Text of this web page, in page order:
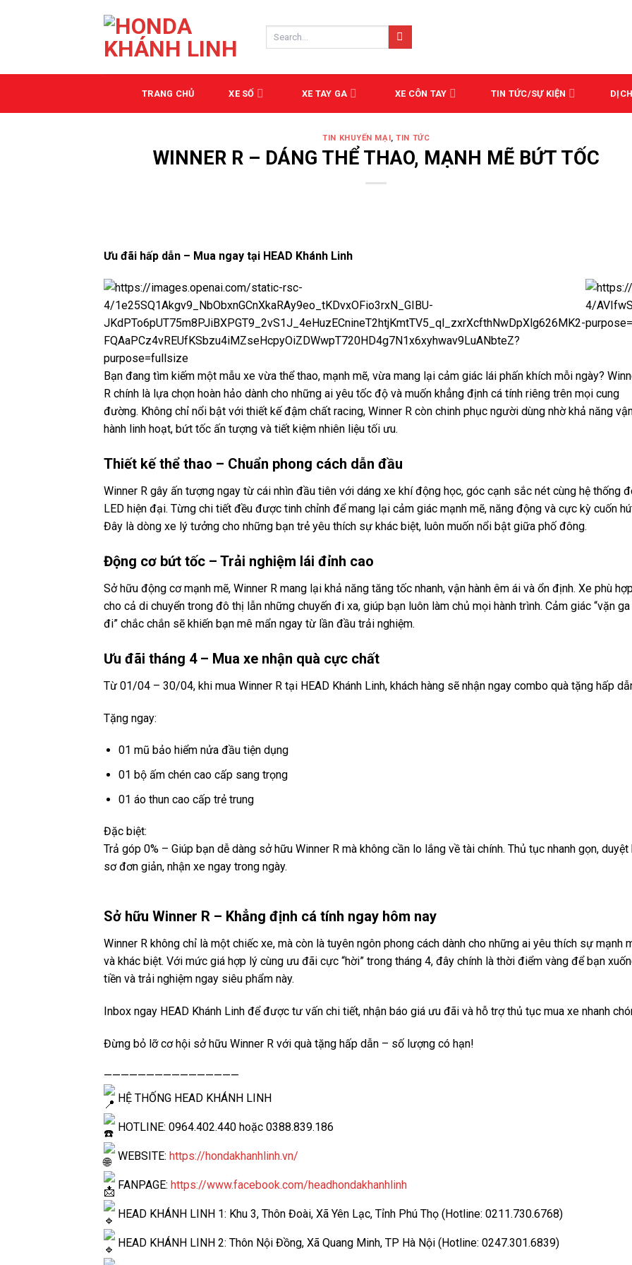
TRANG CHỦ XE SỐ XE TAY GA XE CÔN TAY TIN TỨC/SỰ KIỆN
TIN KHUYẾN MẠI,TIN TỨC
WINNER R – DÁNG THỂ THAO, MẠNH MẼ BỨT TỐC
Ưu đãi hấp dẫn – Mua ngay tại HEAD Khánh Linh
Bạn đang tìm kiếm một mẫu xe vừa thể thao, mạnh mẽ, vừa mang lại cảm giác lái phấn khích mỗi ngày?
R chính là lựa chọn hoàn hảo dành cho những ai yêu tốc độ và muốn khẳng định cá tính riêng trên mọi cung
đường. Không chỉ nổi bật với thiết kế đậm chất racing, Winner R còn chinh phục người dùng nhờ khả năng
hành linh hoạt, bứt tốc ấn tượng và tiết kiệm nhiên liệu tối ưu.
Thiết kế thể thao – Chuẩn phong cách dẫn đầu
Winner R gây ấn tượng ngay từ cái nhìn đầu tiên với dáng xe khí động học, góc cạnh sắc nét cùng hệ thống
LED hiện đại. Từng chi tiết đều được tinh chỉnh để mang lại cảm giác mạnh mẽ, năng động và cực kỳ cuốn
Đây là dòng xe lý tưởng cho những bạn trẻ yêu thích sự khác biệt, luôn muốn nổi bật giữa phố đông.
Động cơ bứt tốc – Trải nghiệm lái đỉnh cao
Sở hữu động cơ mạnh mẽ, Winner R mang lại khả năng tăng tốc nhanh, vận hành êm ái và ổn định. Xe phù
cho cả di chuyển trong đô thị lẫn những chuyến đi xa, giúp bạn luôn làm chủ mọi hành trình. Cảm giác “vặn
đi” chắc chắn sẽ khiến bạn mê mẩn ngay từ lần đầu trải nghiệm.
Ưu đãi tháng 4 – Mua xe nhận quà cực chất
Từ 01/04 – 30/04, khi mua Winner R tại HEAD Khánh Linh, khách hàng sẽ nhận ngay combo quà tặng hấp
Tặng ngay:
01 mũ bảo hiểm nửa đầu tiện dụng
01 bộ ấm chén cao cấp sang trọng
01 áo thun cao cấp trẻ trung
Đặc biệt:
Trả góp 0% – Giúp bạn dễ dàng sở hữu Winner R mà không cần lo lắng về tài chính. Thủ tục nhanh gọn, duyệt
sơ đơn giản, nhận xe ngay trong ngày.
Sở hữu Winner R – Khẳng định cá tính ngay hôm nay
Winner R không chỉ là một chiếc xe, mà còn là tuyên ngôn phong cách dành cho những ai yêu thích sự mạnh
và khác biệt. Với mức giá hợp lý cùng ưu đãi cực “hời” trong tháng 4, đây chính là thời điểm vàng để bạn
tiền và trải nghiệm ngay siêu phẩm này.
Inbox ngay HEAD Khánh Linh để được tư vấn chi tiết, nhận báo giá ưu đãi và hỗ trợ thủ tục mua xe nhanh
Đừng bỏ lỡ cơ hội sở hữu Winner R với quà tặng hấp dẫn – số lượng có hạn!
————————————————
HỆ THỐNG HEAD KHÁNH LINH
HOTLINE: 0964.402.440 hoặc 0388.839.186
WEBSITE: https://hondakhanhlinh.vn/
FANPAGE: https://www.facebook.com/headhondakhanhlinh
HEAD KHÁNH LINH 1: Khu 3, Thôn Đoài, Xã Yên Lạc, Tỉnh Phú Thọ (Hotline: 0211.730.6768)
HEAD KHÁNH LINH 2: Thôn Nội Đồng, Xã Quang Minh, TP Hà Nội (Hotline: 0247.301.6839)